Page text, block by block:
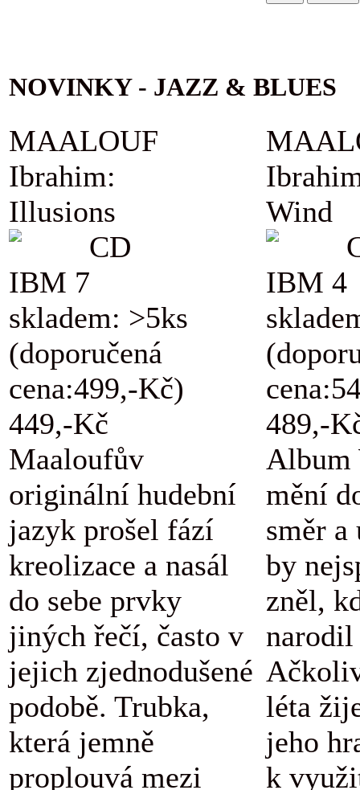
NOVINKY - JAZZ & BLUES
MAALOUF
Ibrahim:
Illusions
CD
IBM 7
skladem: >5ks
(doporučená
cena:499,-Kč)
449,-Kč
Maaloufův
originální hudební
jazyk prošel fází
kreolizace a nasál
do sebe prvky
jiných řečí, často v
jejich zjednodušené
podobě. Trubka,
která jemně
proplouvá mezi
Wind
IBM 4
489,-
Album
mění
směr a
by
zněl,
léta
jeho
k